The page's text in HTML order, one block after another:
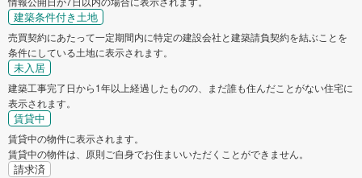
建築条件付き土地
売買契約にあたって一定期間内に特定の建設会社と建築請負契約を結ぶことを
条件にしている土地に表示されます。
未入居
建築工事完了日から1年以上経過したものの、まだ誰も住んだことがない住宅に
表示されます。
賃貸中
賃貸中の物件に表示されます。
賃貸中の物件は、原則ご自身でお住まいいただくことができません。
請求済